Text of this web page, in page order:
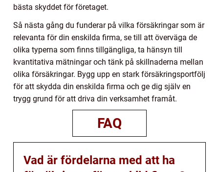
bästa skyddet för företaget.
Så nästa gång du funderar på vilka försäkringar som är
relevanta för din enskilda firma, se till att överväga de
olika typerna som finns tillgängliga, ta hänsyn till
kvantitativa mätningar och tänk på skillnaderna mellan
olika försäkringar. Bygg upp en stark försäkringsportfölj
för att skydda din enskilda firma och ge dig själv en
trygg grund för att driva din verksamhet framåt.
FAQ
Vad är fördelarna med att ha